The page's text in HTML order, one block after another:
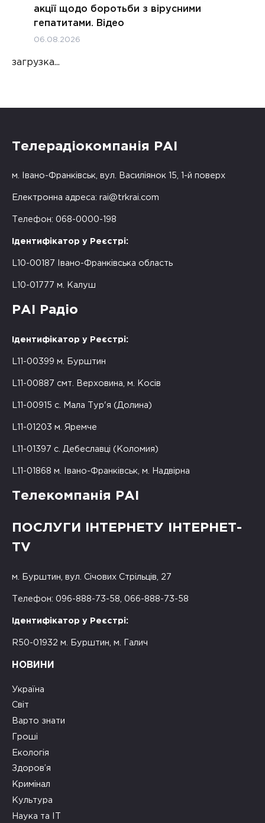
акції щодо боротьби з вірусними
гепатитами. Відео
06.08.2026
загрузка...
Телерадіокомпанія РАІ
м. Івано-Франківськ, вул. Василіянок 15, 1-й поверх
Електронна адреса: rai@trkrai.com
Телефон: 068-0000-198
Ідентифікатор у Реєстрі:
L10-00187 Івано-Франківська область
L10-01777 м. Калуш
РАІ Радіо
Ідентифікатор у Реєстрі:
L11-00399 м. Бурштин
L11-00887 смт. Верховина, м. Косів
L11-00915 с. Мала Тур'я (Долина)
L11-01203 м. Яремче
L11-01397 с. Дебеславці (Коломия)
L11-01868 м. Івано-Франківськ, м. Надвірна
Телекомпанія РАІ
ПОСЛУГИ ІНТЕРНЕТУ ІНТЕРНЕТ-
TV
м. Бурштин, вул. Січових Стрільців, 27
Телефон: 096-888-73-58, 066-888-73-58
Ідентифікатор у Реєстрі:
R50-01932 м. Бурштин, м. Галич
НОВИНИ
Україна
Світ
Варто знати
Гроші
Екологія
Здоров’я
Кримінал
Культура
Наука та ІТ